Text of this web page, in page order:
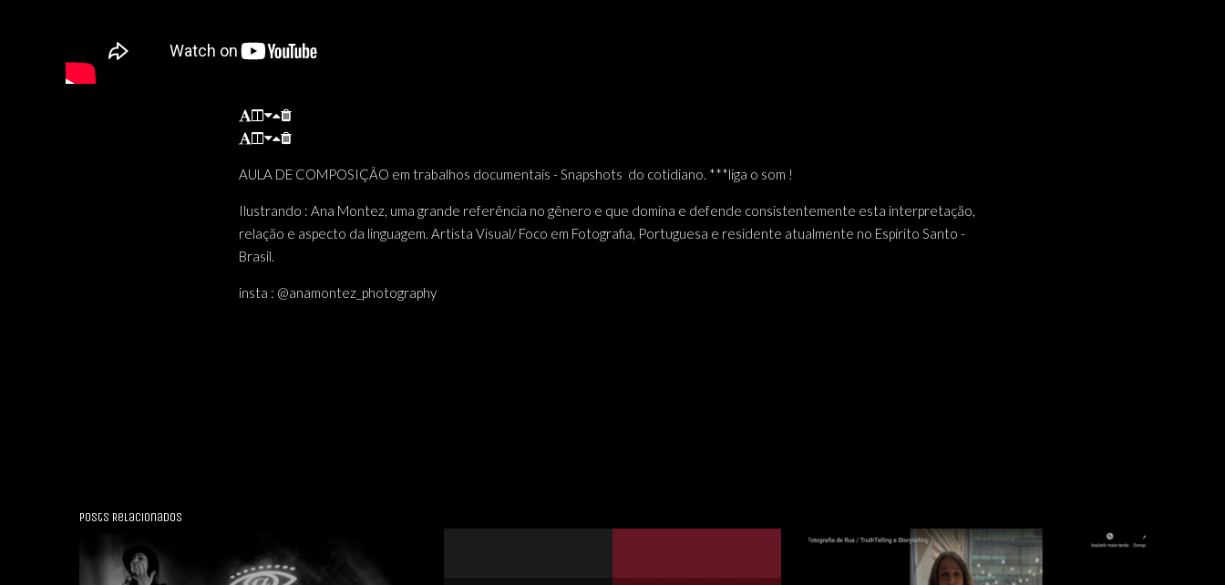
AULA DE COMPOSIÇÃO em trabalhos documentais - Snapshots do cotidiano. ***liga o som !
Ilustrando : Ana Montez, uma grande referência no gênero e que domina e defende consistentemente esta interpretação,
relação e aspecto da linguagem. Artista Visual/ Foco em Fotografia, Portuguesa e residente atualmente no Espírito Santo -
Brasil.
insta : @anamontez_photography
Posts Relacionados